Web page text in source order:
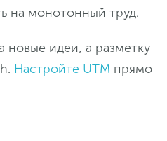
на монотонный труд.
новые идеи, а разметку
Настройте UTM прямо